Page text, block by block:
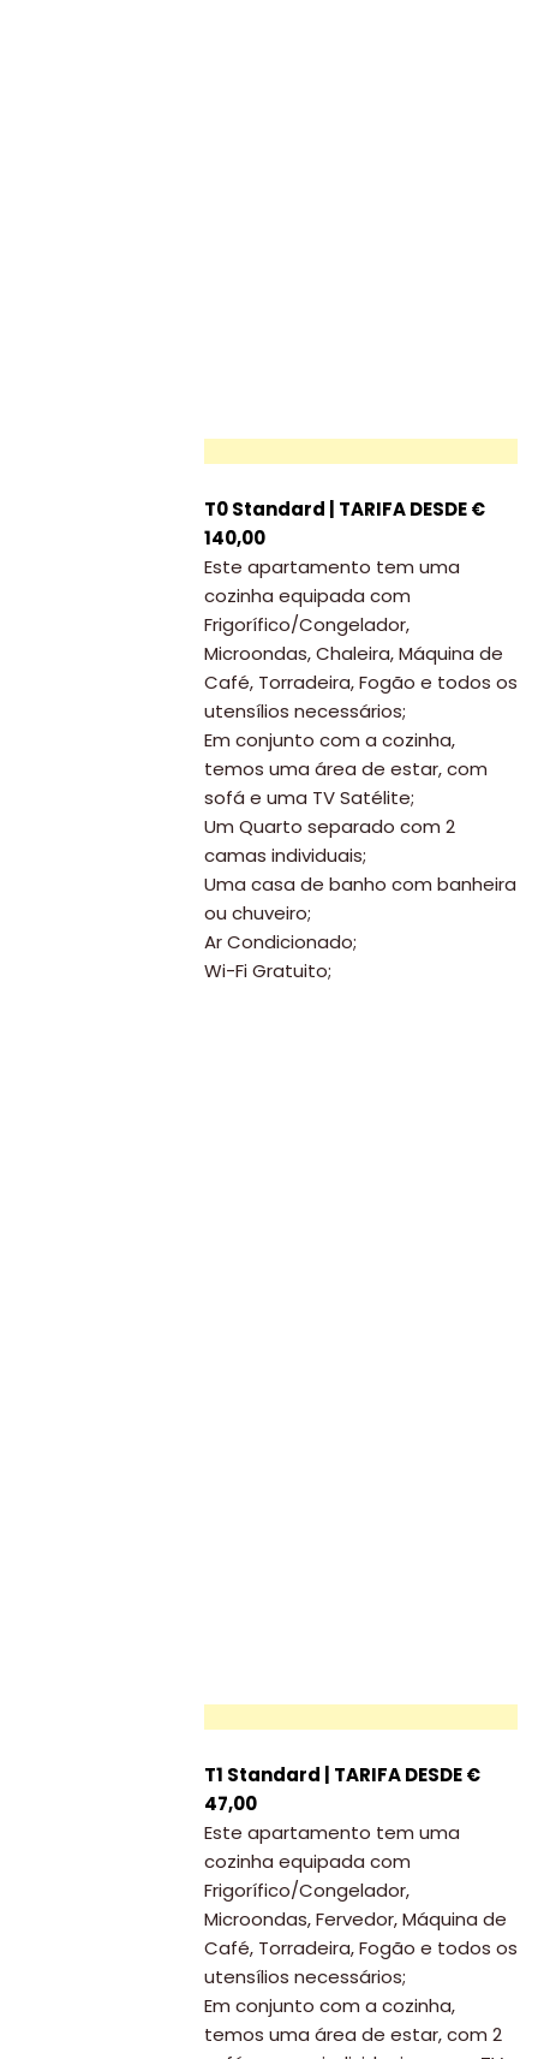
T0 Standard | TARIFA DESDE €
140,00
Este apartamento tem uma
cozinha equipada com
Frigorífico/Congelador,
Microondas, Chaleira, Máquina de
Café, Torradeira, Fogão e todos os
utensílios necessários;
Em conjunto com a cozinha,
temos uma área de estar, com
sofá e uma TV Satélite;
Um Quarto separado com 2
camas individuais;
Uma casa de banho com banheira
ou chuveiro;
Ar Condicionado;
Wi-Fi Gratuito;
T1 Standard | TARIFA DESDE €
47,00
Este apartamento tem uma
cozinha equipada com
Frigorífico/Congelador,
Microondas, Fervedor, Máquina de
Café, Torradeira, Fogão e todos os
utensílios necessários;
Em conjunto com a cozinha,
temos uma área de estar, com 2